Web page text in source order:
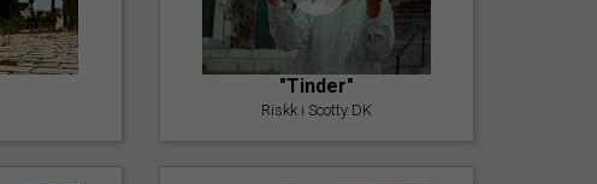
"Tinder"
Riskk i Scotty DK